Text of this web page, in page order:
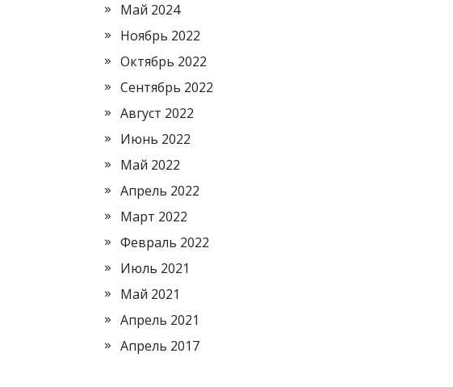
Май 2024
Ноябрь 2022
Октябрь 2022
Сентябрь 2022
Август 2022
Июнь 2022
Май 2022
Апрель 2022
Март 2022
Февраль 2022
Июль 2021
Май 2021
Апрель 2021
Апрель 2017